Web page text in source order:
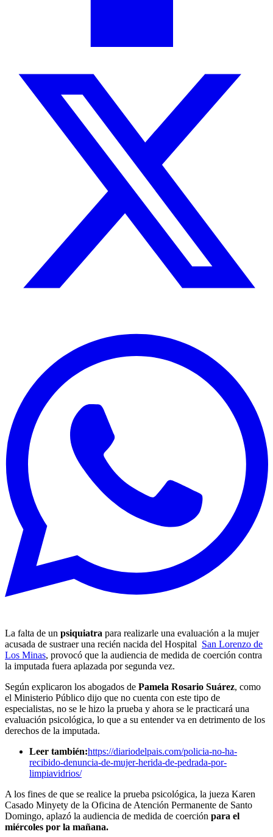
La falta de un psiquiatra para realizarle una evaluación a la mujer
acusada de sustraer una recién nacida del Hospital San Lorenzo de
Los Minas, provocó que la audiencia de medida de coerción contra
la imputada fuera aplazada por segunda vez.
Según explicaron los abogados de Pamela Rosario Suárez, como
el Ministerio Público dijo que no cuenta con este tipo de
especialistas, no se le hizo la prueba y ahora se le practicará una
evaluación psicológica, lo que a su entender va en detrimento de los
derechos de la imputada.
Leer también:https://diariodelpais.com/policia-no-ha-
recibido-denuncia-de-mujer-herida-de-pedrada-por-
limpiavidrios/
A los fines de que se realice la prueba psicológica, la jueza Karen
Casado Minyety de la Oficina de Atención Permanente de Santo
Domingo, aplazó la audiencia de medida de coerción para el
miércoles por la mañana.